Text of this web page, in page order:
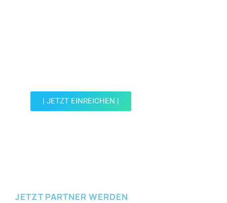
| JETZT EINREICHEN |
JETZT PARTNER WERDEN